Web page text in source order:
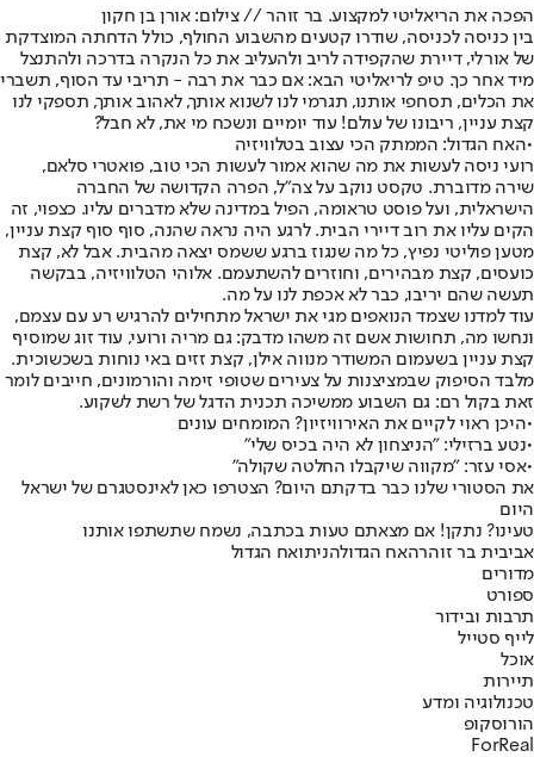
הפכה את הריאליטי למקצוע. בר זוהר // צילום: אורן בן חקון
בין כניסה לכניסה, שודרו קטעים מהשבוע החולף, כולל הדחתה המוצדקת
של אורלי, דיירת שהקפידה לריב ולהעליב את כל הנקרה בדרכה ולהתנצל
מיד אחר כך. טיפ לריאליטי הבא: אם כבר את רבה - תריבי עד הסוף, תשברי
את הכלים, תסחפי אותנו, תגרמי לנו לשנוא אותך, לאהוב אותך, תספקי לנו
קצת עניין, ריבונו של עולם! עוד יומיים ונשכח מי את, לא חבל?
•האח הגדול: הממתק הכי עצוב בטלוויזיה
רועי ניסה לעשות את מה שהוא אמור לעשות הכי טוב, פואטרי סלאם,
שירה מדוברת. טקסט נוקב על צה"ל, הפרה הקדושה של החברה
הישראלית, ועל פוסט טראומה, הפיל במדינה שלא מדברים עליו. כצפוי, זה
הקים עליו את רוב דיירי הבית. לרגע היה נראה שהנה, סוף סוף קצת עניין,
מטען פוליטי נפיץ, כל מה שנגוז ברגע ששמס יצאה מהבית. אבל לא, קצת
כועסים, קצת מבהירים, וחוזרים להשתעמם. אלוהי הטלוויזיה, בבקשה
תעשה שהם יריבו, כבר לא אכפת לנו על מה.
עוד למדנו שצמד הנואפים מגי את ישראל מתחילים להרגיש רע עם עצמם,
ונחשו מה, תחושות אשם זה משהו מדבק: גם מריה ורועי, עוד זוג שמוסיף
קצת עניין בשעמום המשודר מנווה אילן, קצת זזים באי נוחות בשכשוכית.
מלבד הסיפוק שבמציצנות על צעירים שטופי זימה והורמונים, חייבים לומר
זאת בקול רם: גם השבוע ממשיכה תכנית הדגל של רשת לשקוע.
•היכן ראוי לקיים את האירוויזיון? המומחים עונים
•נטע ברזילי: "הניצחון לא היה בכיס שלי"
•אסי עזר: "מקווה שיקבלו החלטה שקולה"
את הסטורי שלנו כבר בדקתם היום? הצטרפו כאן לאינסטגרם של ישראל
היום
טעינו? נתקן! אם מצאתם טעות בכתבה, נשמח שתשתפו אותנו
אביבית בר זוהרהאח הגדולהניתואח הגדול
מדורים
ספורט
תרבות ובידור
לייף סטייל
אוכל
תיירות
טכנולוגיה ומדע
הורוסקופ
ForReal